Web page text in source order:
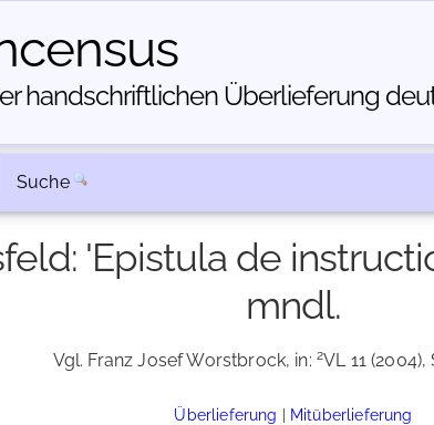
handschriftlichen Über­lieferung
Suche
'Epistula de
mndl.
Vgl. Franz Josef Worstbrock, in: 2VL 11
Überlieferung | Mitüberlieferung